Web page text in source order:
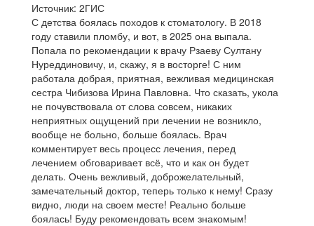
Источник: 2ГИС
С детства боялась походов к стоматологу. В 2018
году ставили пломбу, и вот, в 2025 она выпала.
Попала по рекомендации к врачу Рзаеву Султану
Нуреддиновичу, и, скажу, я в восторге! С ним
работала добрая, приятная, вежливая медицинская
сестра Чибизова Ирина Павловна. Что сказать, укола
не почувствовала от слова совсем, никаких
неприятных ощущений при лечении не возникло,
вообще не больно, больше боялась. Врач
комментирует весь процесс лечения, перед
лечением обговаривает всё, что и как он будет
делать. Очень вежливый, доброжелательный,
замечательный доктор, теперь только к нему! Сразу
видно, люди на своем месте! Реально больше
боялась! Буду рекомендовать всем знакомым!